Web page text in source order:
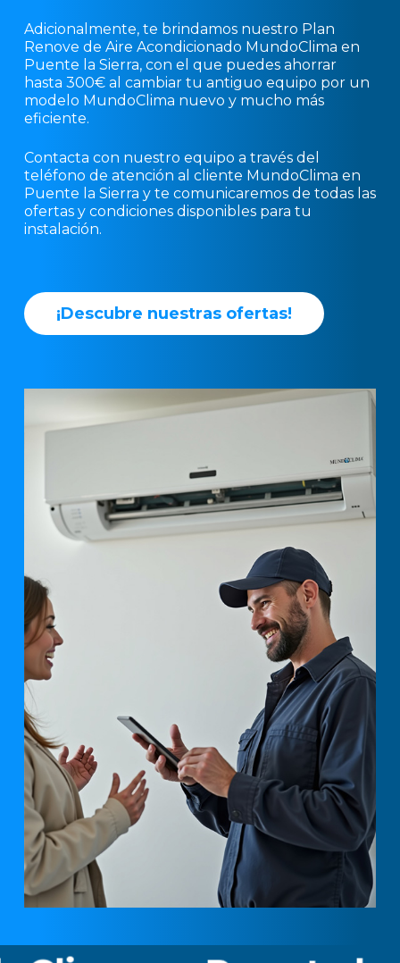
Adicionalmente, te brindamos nuestro Plan
Renove de Aire Acondicionado MundoClima en
Puente la Sierra, con el que puedes ahorrar
hasta 300€ al cambiar tu antiguo equipo por un
modelo MundoClima nuevo y mucho más
eficiente.
Contacta con nuestro equipo a través del
teléfono de atención al cliente MundoClima en
Puente la Sierra y te comunicaremos de todas las
ofertas y condiciones disponibles para tu
instalación.
¡Descubre nuestras ofertas!